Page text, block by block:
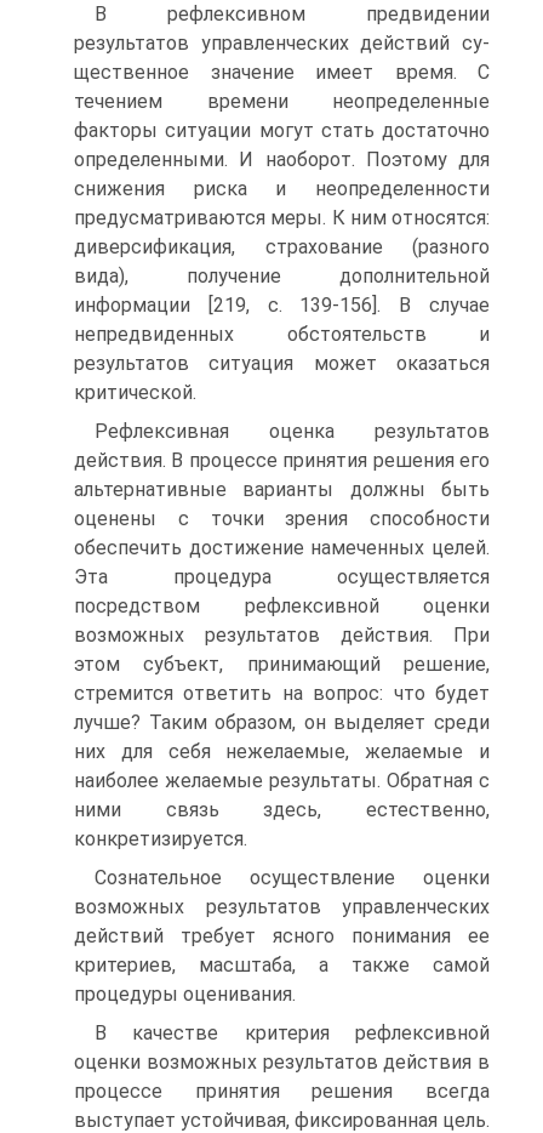
В рефлексивном предвидении
результатов управленческих действий су­
щественное значение имеет время. С
течением времени неопределенные
факторы ситуации могут стать достаточно
определенными. И наоборот. По­этому для
снижения риска и неопределенности
предусматриваются меры. К ним относятся:
диверсификация, страхование (разного
вида), получение до­полнительной
информации [219, с. 139-156]. В случае
непредвиденных об­стоятельств и
результатов ситуация может оказаться
критической.
Рефлексивная оценка результатов
действия. В процессе принятия решения его
альтернативные варианты должны быть
оценены с точки зре­ния способности
обеспечить достижение намеченных целей.
Эта процедура осуществляется
посредством рефлексивной оценки
возможных результатов действия. При
этом субъект, принимающий решение,
стремится ответить на вопрос: что будет
лучше? Таким образом, он выделяет среди
них для себя нежелаемые, желаемые и
наиболее желаемые результаты. Обратная с
ними связь здесь, естественно,
конкретизируется.
Сознательное осуществление оценки
возможных результатов управлен­ческих
действий требует ясного понимания ее
критериев, масштаба, а также самой
процедуры оценивания.
В качестве критерия рефлексивной
оценки возможных результатов дей­ствия в
процессе принятия решения всегда
выступает устойчивая, фиксиро­ванная цель.